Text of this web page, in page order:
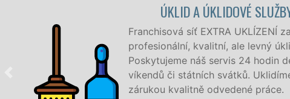
SLUŽBY LIPOVÁ
zajišťuje v Lipové a okolí Lipové
levný úklid pro firmy i jednotlivce.
hodin denně, 7 dní v týdnu a to i během
Uklidíme vše, co zákazník žádá a to se
práce.